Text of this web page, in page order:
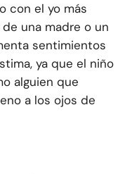
con el yo más
una madre o un
sentimientos
ya que el niño
alguien que
a los ojos de